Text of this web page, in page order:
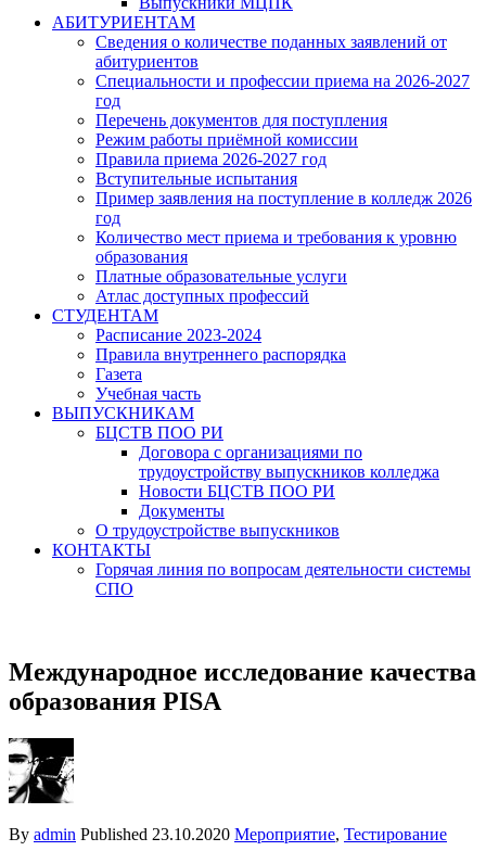
АБИТУРИЕНТАМ
Сведения о количестве поданных заявлений от
абитуриентов
Специальности и профессии приема на 2026-2027
год
Перечень документов для поступления
Режим работы приёмной комиссии
Правила приема 2026-2027 год
Вступительные испытания
Пример заявления на поступление в колледж 2026
год
Количество мест приема и требования к уровню
образования
Платные образовательные услуги
Атлас доступных профессий
СТУДЕНТАМ
Расписание 2023-2024
Правила внутреннего распорядка
Газета
Учебная часть
ВЫПУСКНИКАМ
БЦСТВ ПОО РИ
Договора с организациями по
трудоустройству выпускников колледжа
Новости БЦСТВ ПОО РИ
Документы
О трудоустройстве выпускников
КОНТАКТЫ
Горячая линия по вопросам деятельности системы
СПО
Международное исследование качества
образования PISA
By admin Published 23.10.2020 Мероприятие, Тестирование